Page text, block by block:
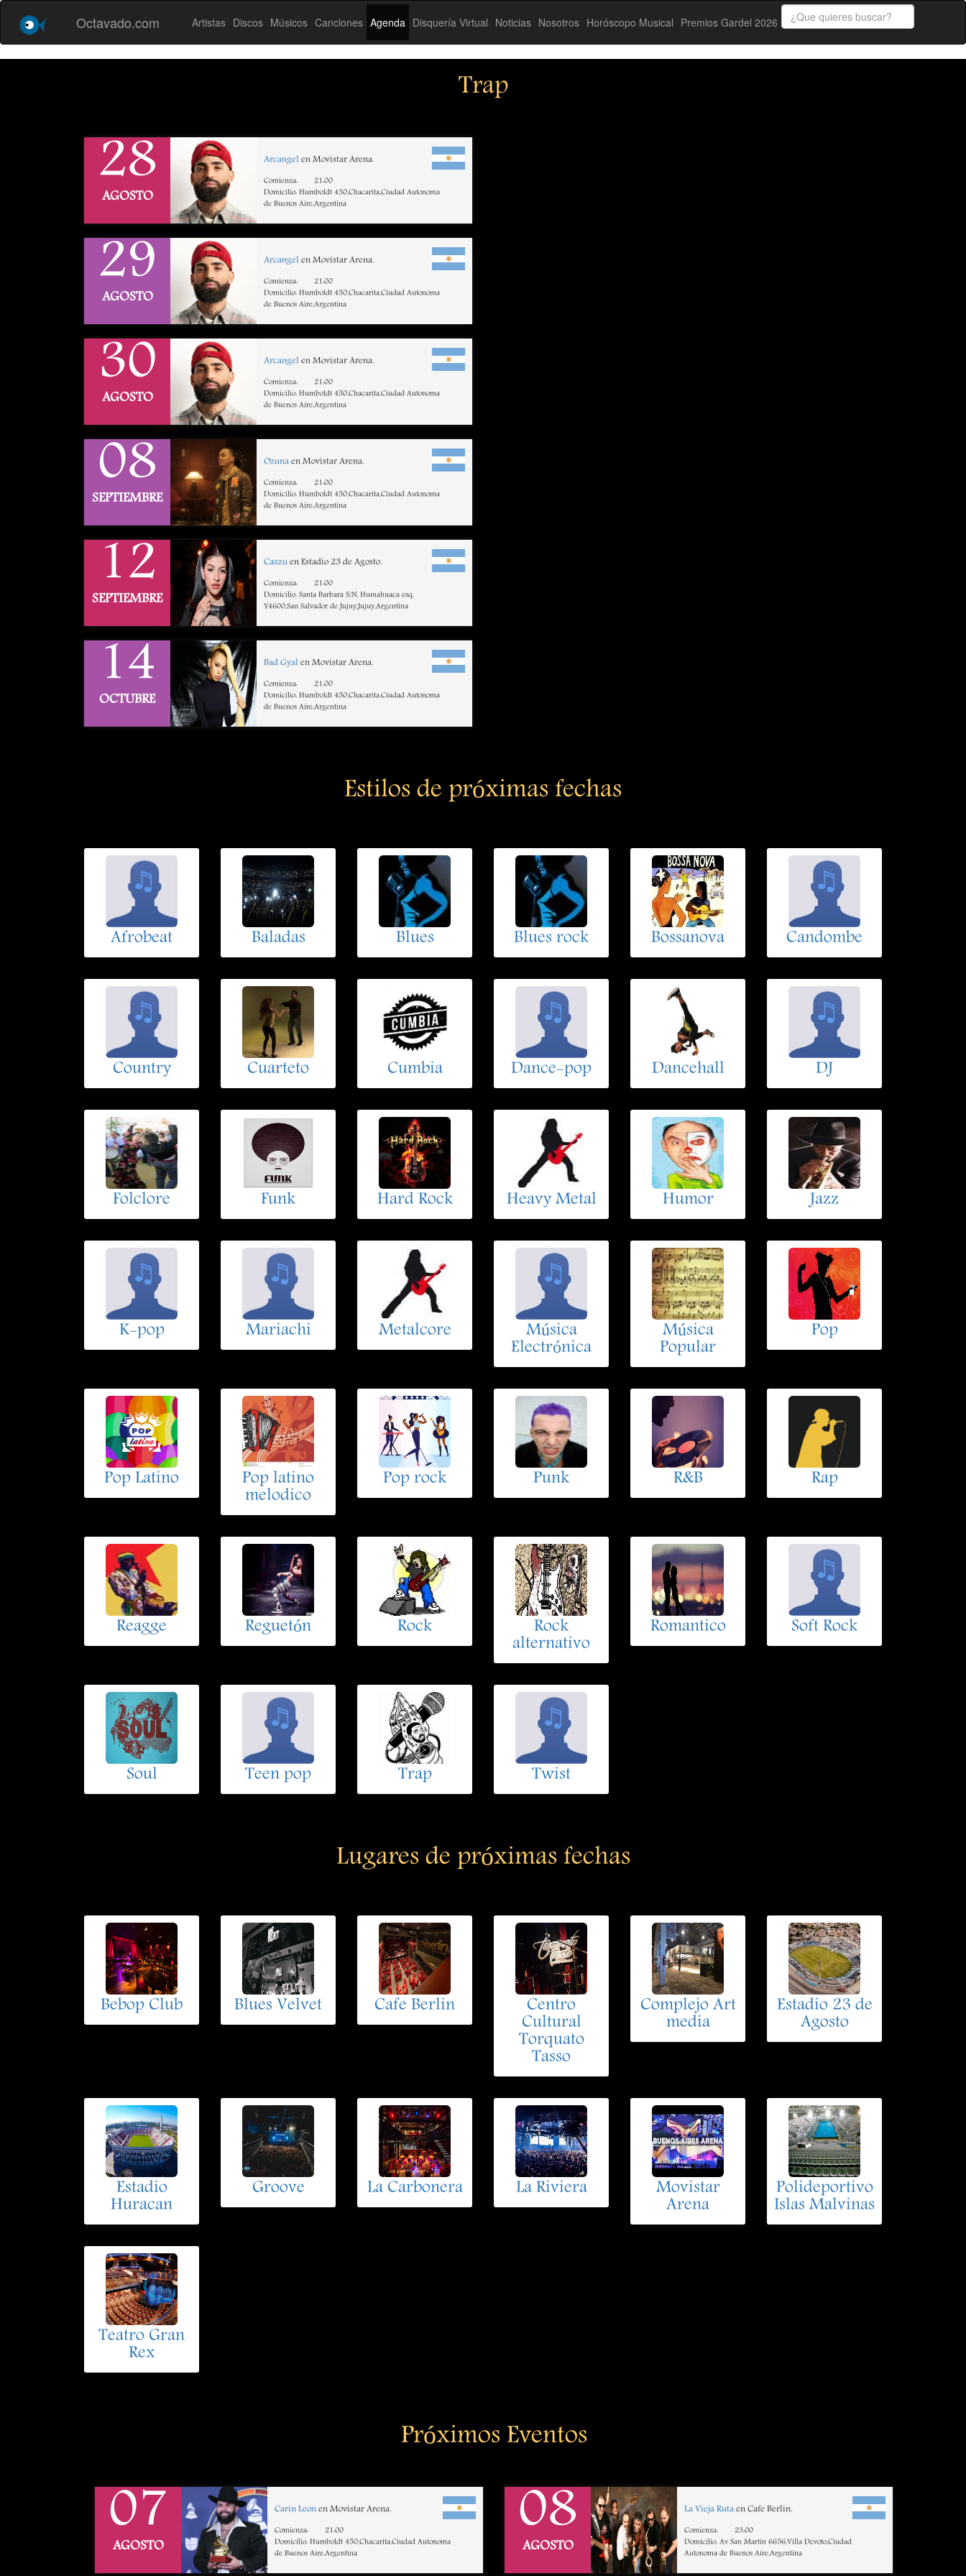
Octavado.com Artistas Discos Músicos Canciones Agenda Disquería Virtual Noticias Nosotros Horóscopo Musical Premios Gardel 2026
Trap
28
AGOSTO
Arcangel en Movistar Arena.
Comienza:
21:00
Domicilio: Humboldt 450,Chacarita,Ciudad Autonoma
de Buenos Aire,Argentina
29
AGOSTO
Arcangel en Movistar Arena.
Comienza:
21:00
Domicilio: Humboldt 450,Chacarita,Ciudad Autonoma
de Buenos Aire,Argentina
30
AGOSTO
Arcangel en Movistar Arena.
Comienza:
21:00
Domicilio: Humboldt 450,Chacarita,Ciudad Autonoma
de Buenos Aire,Argentina
08
SEPTIEMBRE
Ozunaen Movistar Arena.
Comienza:
21:00
Domicilio: Humboldt 450,Chacarita,Ciudad Autonoma
de Buenos Aire,Argentina
12
SEPTIEMBRE
Cazzuen Estadio 23 de Agosto.
Comienza:
21:00
Domicilio: Santa Barbara S/N, Humahuaca esq,
Y4600,San Salvador de Jujuy,Jujuy,Argentina
14
OCTUBRE
Bad Gyal en Movistar Arena.
Comienza:
21:00
Domicilio: Humboldt 450,Chacarita,Ciudad Autonoma
de Buenos Aire,Argentina
Estilos de próximas fechas
Afrobeat Baladas Blues Blues rock Bossanova Candombe
Country Cuarteto Cumbia Dance-pop Dancehall DJ
Folclore Funk Hard Rock Heavy Metal Humor Jazz
K-pop Mariachi Metalcore
Música
Electrónica
Música
Popular
Pop
Pop Latino
Pop latino
melodico
Pop rock Punk R&B Rap
Reagge Reguetón Rock
Rock
alternativo
Romantico Soft Rock
Soul Teen pop Trap Twist
Lugares de próximas fechas
Bebop Club Blues Velvet Cafe Berlin
Centro
Cultural
Torquato
Tasso
Complejo Art
media
Estadio 23 de
Agosto
Estadio
Huracan
Groove La Carbonera La Riviera
Movistar
Arena
Polideportivo
Islas Malvinas
Teatro Gran
Rex
Próximos Eventos
07
AGOSTO
Carin Leonen Movistar Arena.
Comienza:
21:00
Domicilio: Humboldt 450,Chacarita,Ciudad Autonoma
de Buenos Aire,Argentina
08
AGOSTO
La Vieja Rutaen Cafe Berlin.
Comienza:
23:00
Domicilio: Av San Martin 6656,Villa Devoto,Ciudad
Autonoma de Buenos Aire,Argentina